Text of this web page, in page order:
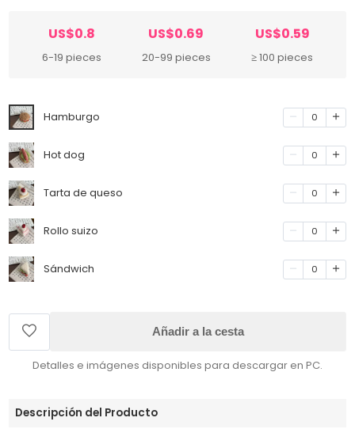
US$0.8
6-19 pieces
US$0.69
20-99 pieces
US$0.59
≥ 100 pieces
Hamburgo 0
Hot dog 0
Tarta de queso 0
Rollo suizo 0
Sándwich 0
Añadir a la cesta
Detalles e imágenes disponibles para descargar en PC.
Descripción del Producto